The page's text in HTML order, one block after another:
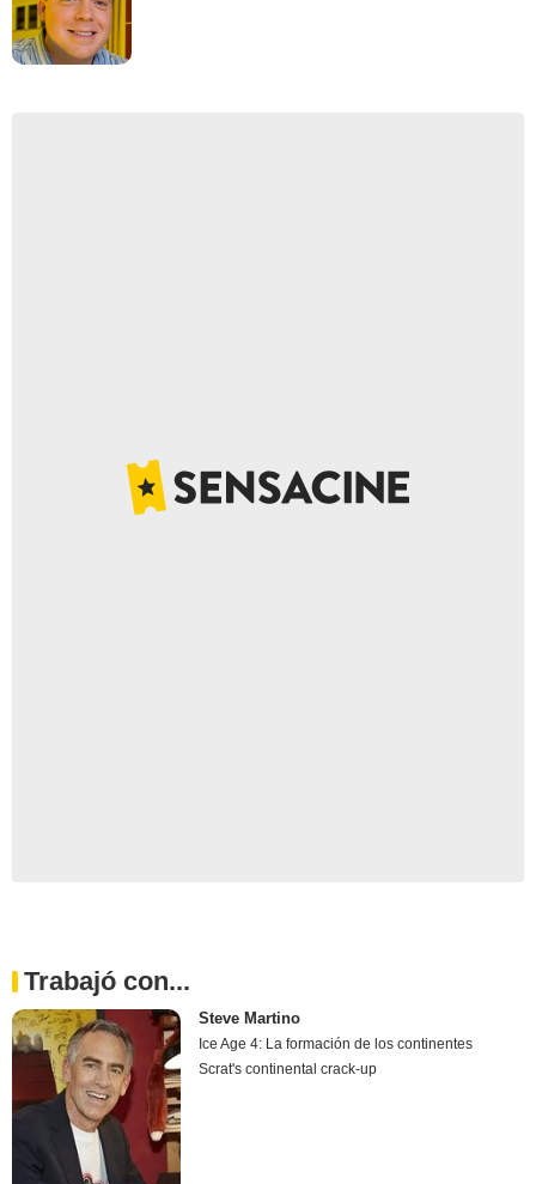
Trabajó con...
Steve Martino
Ice Age 4: La formación de los continentes
Scrat's continental crack-up